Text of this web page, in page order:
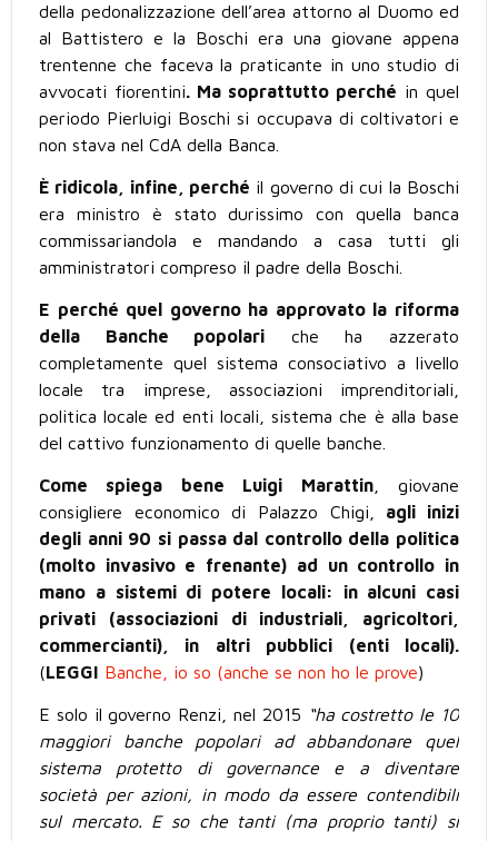
della pedonalizzazione dell’area attorno al Duomo ed
al Battistero e la Boschi era una giovane appena
trentenne che faceva la praticante in uno studio di
avvocati fiorentini. Ma soprattutto perché in quel
periodo Pierluigi Boschi si occupava di coltivatori e
non stava nel CdA della Banca.
È ridicola, infine, perché il governo di cui la Boschi
era ministro è stato durissimo con quella banca
commissariandola e mandando a casa tutti gli
amministratori compreso il padre della Boschi.
E perché quel governo ha approvato la riforma
della Banche popolari che ha azzerato
completamente quel sistema consociativo a livello
locale tra imprese, associazioni imprenditoriali,
politica locale ed enti locali, sistema che è alla base
del cattivo funzionamento di quelle banche.
Come spiega bene Luigi Marattin, giovane
consigliere economico di Palazzo Chigi, agli inizi
degli anni 90 si passa dal controllo della politica
(molto invasivo e frenante) ad un controllo in
mano a sistemi di potere locali: in alcuni casi
privati (associazioni di industriali, agricoltori,
commercianti), in altri pubblici (enti locali).
(LEGGI Banche, io so (anche se non ho le prove)
E solo il governo Renzi, nel 2015 “ha costretto le 10
maggiori banche popolari ad abbandonare quel
sistema protetto di governance e a diventare
società per azioni, in modo da essere contendibili
sul mercato. E so che tanti (ma proprio tanti) si